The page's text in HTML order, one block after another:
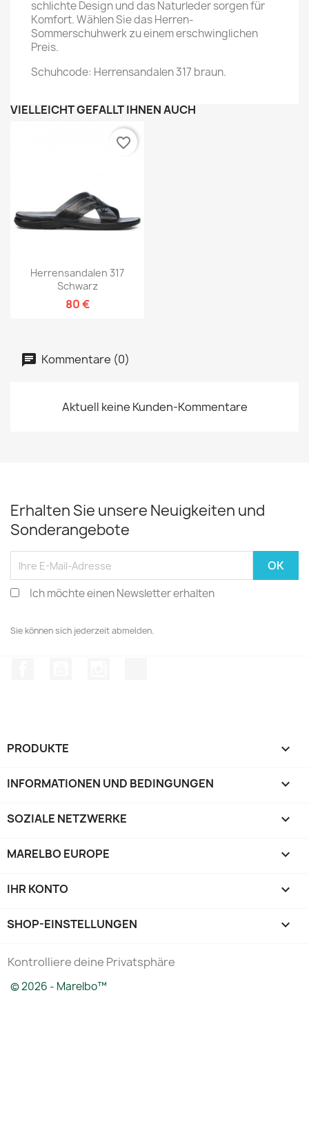
schlichte Design und das Naturleder sorgen für
Komfort. Wählen Sie das Herren-
Sommerschuhwerk zu einem erschwinglichen
Preis.
Schuhcode: Herrensandalen 317 braun.
VIELLEICHT GEFÄLLT IHNEN AUCH
Herrensandalen 317
Schwarz
80 €
favorite_border
Kommentare (0)
Aktuell keine Kunden-Kommentare
Erhalten Sie unsere Neuigkeiten und
Sonderangebote
Ich möchte einen Newsletter erhalten
Sie können sich jederzeit abmelden.
PRODUKTE 
INFORMATIONEN UND BEDINGUNGEN 
SOZIALE NETZWERKE 
MARELBO EUROPE 
IHR KONTO 
SHOP-EINSTELLUNGEN keyboard_arrow_down
Kontrolliere deine Privatsphäre
© 2026 - Marelbo™